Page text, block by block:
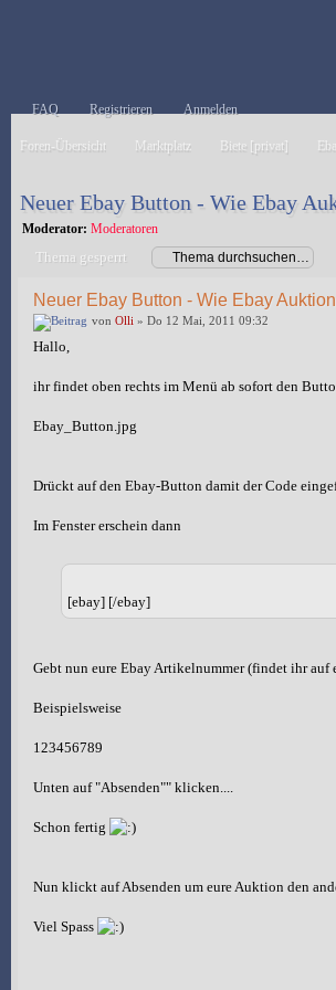
FAQ Registrieren Anmelden
Foren-Übersicht Marktplatz Biete [privat]
Neuer Ebay Button - Wie Ebay
Moderator: Moderatoren
Thema gesperrt
Neuer Ebay Button - Wie Ebay
von Olli » Do 12 Mai, 2011 09:32
Hallo,
ihr findet oben rechts im Menü ab sofort den
Ebay_Button.jpg
Drückt auf den Ebay-Button damit der Code
Im Fenster erschein dann
[ebay] [/ebay]
Gebt nun eure Ebay Artikelnummer (findet ihr auf
Beispielsweise
123456789
Unten auf "Absenden"" klicken....
Schon fertig
Nun klickt auf Absenden um eure Auktion den
Viel Spass